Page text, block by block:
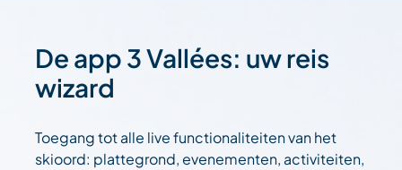
De app 3 Vallées: uw reis
wizard
Toegang tot alle live functionaliteiten van het
skioord: plattegrond, evenementen, activiteiten,